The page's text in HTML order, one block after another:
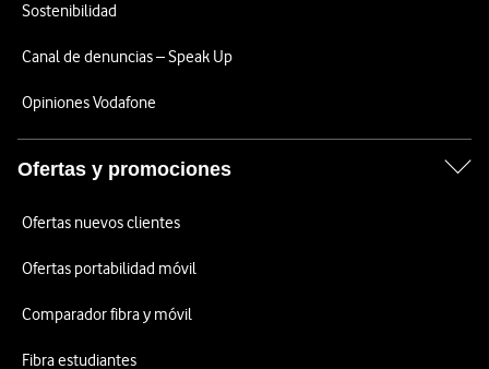
Sostenibilidad
Canal de denuncias – Speak Up
Opiniones Vodafone
Ofertas y promociones
Ofertas nuevos clientes
Ofertas portabilidad móvil
Comparador fibra y móvil
Fibra estudiantes